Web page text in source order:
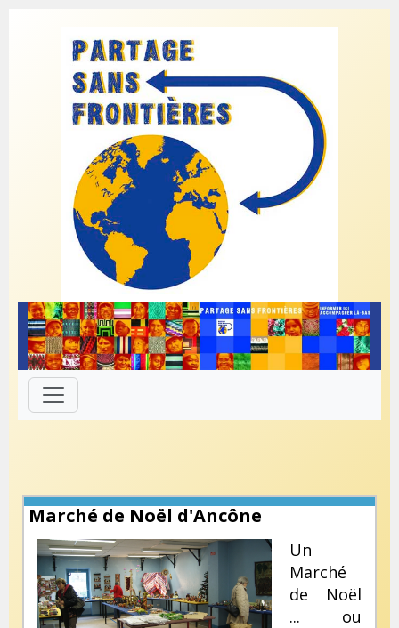
Marché de Noël d'Ancône
Un
Marché
de Noël
... ou